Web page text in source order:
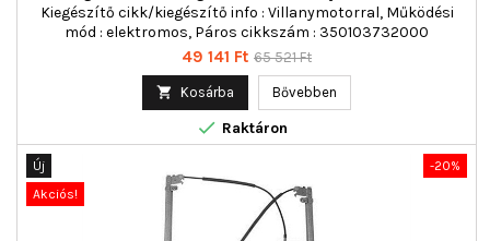
Kiegészítő cikk/kiegészítő info : Villanymotorral, Működési
mód : elektromos, Páros cikkszám : 350103732000
Ár
49 141 Ft Normál
65 521 Ft
 Kosárba Bővebben
 Raktáron
-20%
Új
Akciós!